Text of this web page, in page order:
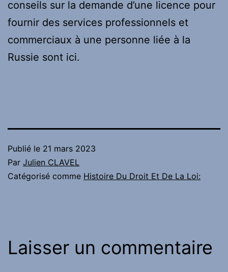
conseils sur la demande d’une licence pour
fournir des services professionnels et
commerciaux à une personne liée à la
Russie sont ici.
Publié le 21 mars 2023
Par Julien CLAVEL
Catégorisé comme Histoire Du Droit Et De La Loi:
Laisser un commentaire